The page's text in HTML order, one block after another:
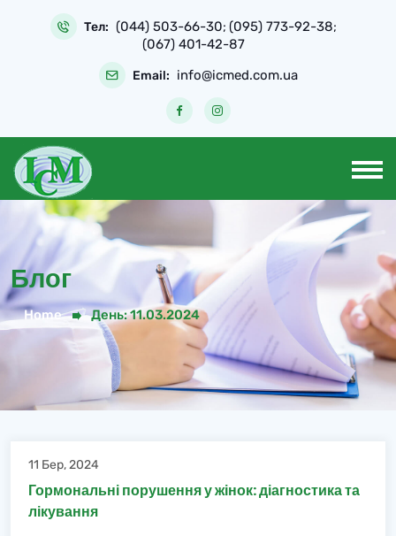
Тел: (044) 503-66-30; (095) 773-92-38;
(067) 401-42-87
Email: info@icmed.com.ua
Блог
Home День:11.03.2024
11 Бер, 2024
Гормональні порушення у жінок: діагностика та
лікування